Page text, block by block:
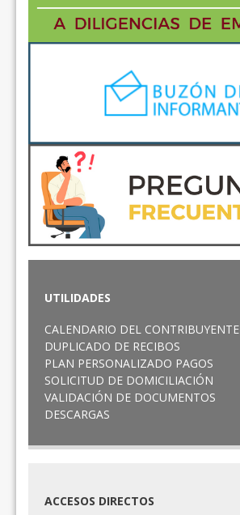
UTILIDADES
CALENDARIO DEL CONTRIBUYENTE
DUPLICADO DE RECIBOS
PLAN PERSONALIZADO PAGOS
SOLICITUD DE DOMICILIACIÓN
VALIDACIÓN DE DOCUMENTOS
DESCARGAS
ACCESOS DIRECTOS